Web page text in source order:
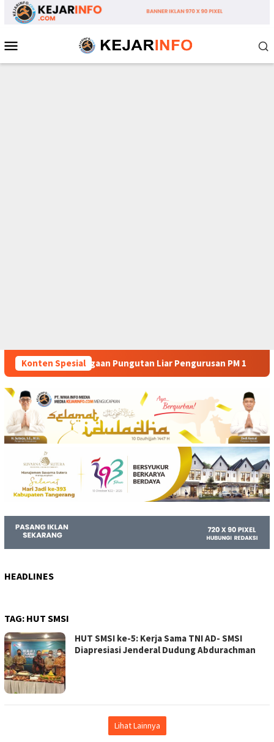
Loncat
Mobile
Konten Spesial
Liar Pengurusan PM 1 Dianggap Tidak Profesional,
HEADLINES
TAG: HUT SMSI
HUT SMSI ke-5: Kerja Sama TNI AD- SMSI
Diapresiasi Jenderal Dudung Abdurachman
Lihat Lainnya